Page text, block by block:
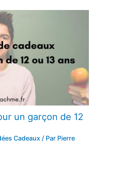
un garçon de 12
Cadeaux / Par Pierre